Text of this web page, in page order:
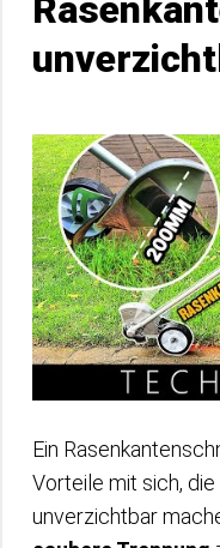
Ein
Vorteile mit sich, die
unverzichtbar